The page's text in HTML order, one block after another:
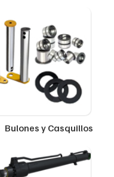
Bulones y Casquillos